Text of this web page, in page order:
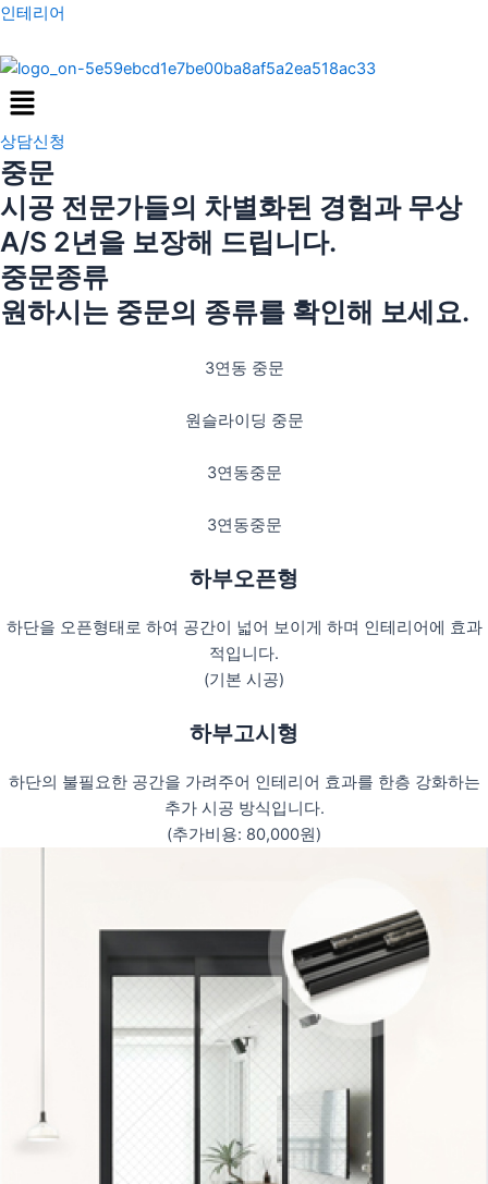
콘
츠
로
건
너
뛰
기
인테리어
Menu
상담신청
중문
시공 전문가들의 차별화된 경험과 무상
A/S 2년을 보장해 드립니다.
중문종류
원하시는 중문의 종류를 확인해 보세요.
3연동 중문
원슬라이딩 중문
3연동중문
3연동중문
하부오픈형
하단을 오픈형태로 하여 공간이 넓어 보이게 하며 인테리어에 효과
적입니다.
(기본 시공)
하부고시형
하단의 불필요한 공간을 가려주어 인테리어 효과를 한층 강화하는
추가 시공 방식입니다.
(추가비용: 80,000원)